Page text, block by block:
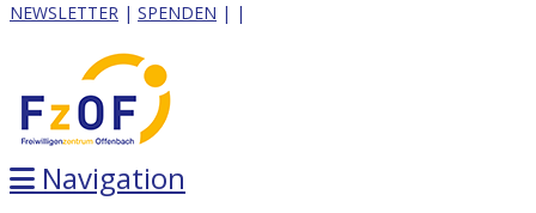
NEWSLETTER | SPENDEN | |
Navigation